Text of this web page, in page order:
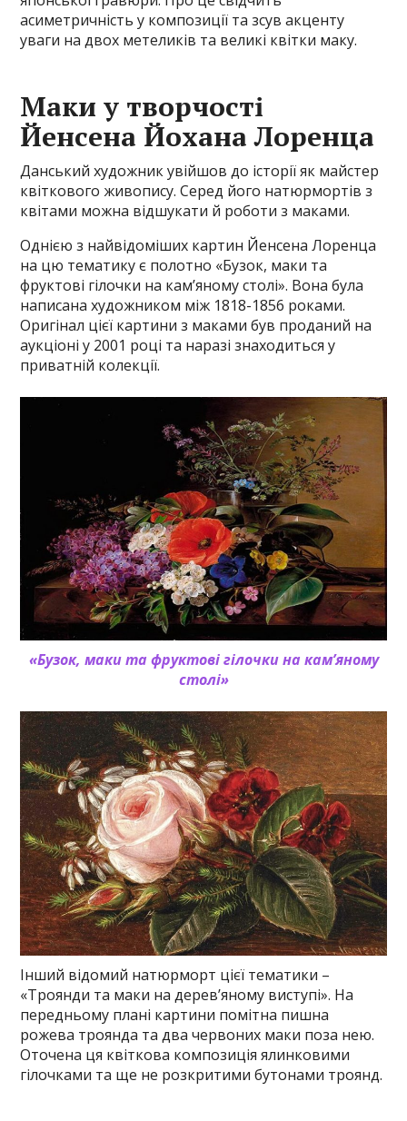
асиметричність у композиції та зсув акценту
уваги на двох метеликів та великі квітки маку.
Маки у творчості
Йенсена Йохана Лоренца
Данський художник увійшов до історії як майстер
квіткового живопису. Серед його натюрмортів з
квітами можна відшукати й роботи з маками.
Однією з найвідоміших картин Йенсена Лоренца
на цю тематику є полотно «Бузок, маки та
фруктові гілочки на кам’яному столі». Вона була
написана художником між 1818-1856 роками.
Оригінал цієї картини з маками був проданий на
аукціоні у 2001 році та наразі знаходиться у
приватній колекції.
«Бузок, маки та фруктові гілочки на кам’яному
столі»
Інший відомий натюрморт цієї тематики –
«Троянди та маки на дерев’яному виступі». На
передньому плані картини помітна пишна
рожева троянда та два червоних маки поза нею.
Оточена ця квіткова композиція ялинковими
гілочками та ще не розкритими бутонами троянд.